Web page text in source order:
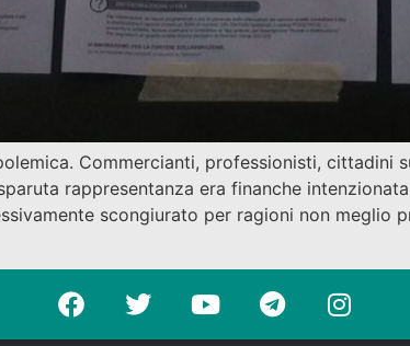
Commercianti, professionisti, cittadini
rappresentanza era finanche
scongiurato per ragioni non meglio